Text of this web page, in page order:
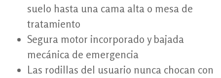
suelo hasta una cama alta o mesa de
tratamiento
Segura motor incorporado y bajada
mecánica de emergencia
Las rodillas del usuario nunca chocan con